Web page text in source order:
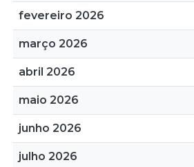
fevereiro 2026
março 2026
abril 2026
maio 2026
junho 2026
julho 2026